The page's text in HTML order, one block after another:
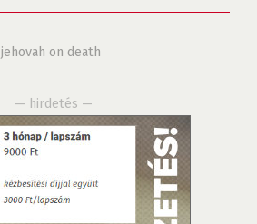
jehovah on death
— hirdetés —